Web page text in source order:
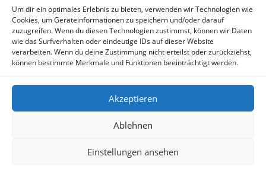
Um dir ein optimales Erlebnis zu bieten, verwenden wir Technologien wie
Cookies, um Geräteinformationen zu speichern und/oder darauf
zuzugreifen. Wenn du diesen Technologien zustimmst, können wir Daten
wie das Surfverhalten oder eindeutige IDs auf dieser Website
verarbeiten. Wenn du deine Zustimmung nicht erteilst oder zurückziehst,
können bestimmte Merkmale und Funktionen beeinträchtigt werden.
Akzeptieren
Ablehnen
Einstellungen ansehen
Vorname*